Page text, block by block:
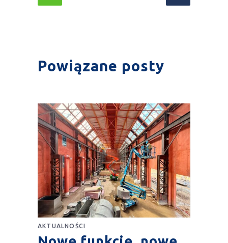
Powiązane posty
AKTUALNOŚCI